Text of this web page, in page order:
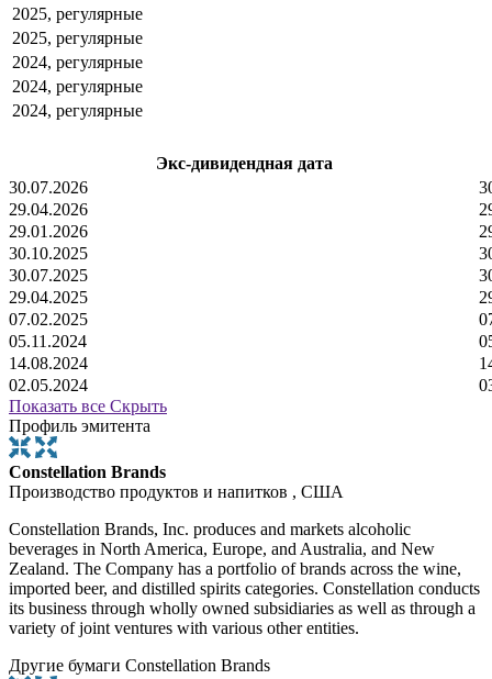
2025, регулярные
2025, регулярные
2024, регулярные
2024, регулярные
2024, регулярные
Экс-дивидендная дата
30.07.2026
29.04.2026
29.01.2026
30.10.2025
30.07.2025
29.04.2025
07.02.2025
05.11.2024
14.08.2024
02.05.2024
Показать все Скрыть
Профиль эмитента
Constellation Brands
Производство продуктов и напитков , США
Constellation Brands, Inc. produces and markets alcoholic
beverages in North America, Europe, and Australia, and New
Zealand. The Company has a portfolio of brands across the wine,
imported beer, and distilled spirits categories. Constellation conducts
its business through wholly owned subsidiaries as well as through a
variety of joint ventures with various other entities.
Другие бумаги Constellation Brands